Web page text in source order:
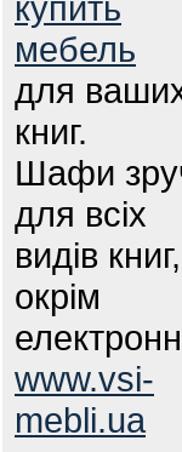
мебель
для
книг.
Шафи
для всіх
видів книг,
окрім
www.vsi-
mebli.ua